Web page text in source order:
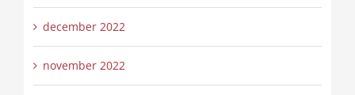
december 2022
november 2022